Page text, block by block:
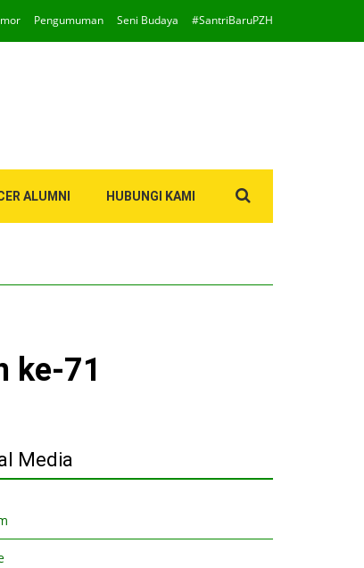
Pengumuman Seni Budaya #SantriBaruPZH
ALUMNI HUBUNGI KAMI
for:
ke-71
Media